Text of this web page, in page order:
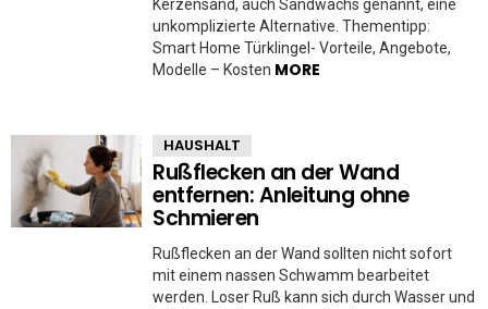
Kerzensand, auch Sandwachs genannt, eine
unkomplizierte Alternative. Thementipp:
Smart Home Türklingel- Vorteile, Angebote,
Modelle – Kosten MORE
HAUSHALT
Rußflecken an der Wand
entfernen: Anleitung ohne
Schmieren
Rußflecken an der Wand sollten nicht sofort
mit einem nassen Schwamm bearbeitet
werden. Loser Ruß kann sich durch Wasser und